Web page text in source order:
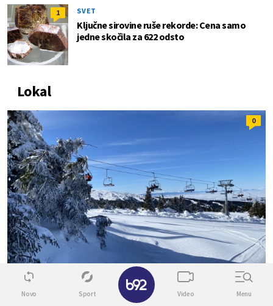
1 SVET
Ključne sirovine ruše rekorde: Cena samo
jedne skočila za 622 odsto
Lokal
0
ŠIRENJE KOPAONIKA
Novo Sport Video Menu
✕